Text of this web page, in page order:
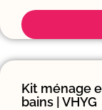
Kit ménage
bains | VHYG